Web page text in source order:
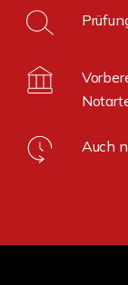
Auch